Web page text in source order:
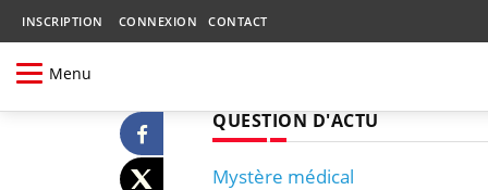
INSCRIPTION CONNEXION CONTACT
Menu
QUESTION D'ACTU
Mystère médical